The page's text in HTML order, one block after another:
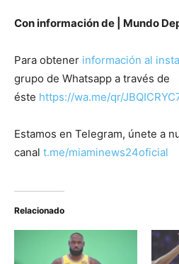
Con información de | Mundo
Para obtener información al
grupo de Whatsapp a través de
éste https://wa.me/qr/
Estamos en Telegram, únete a
canal t.me/miaminews24oficial
Relacionado